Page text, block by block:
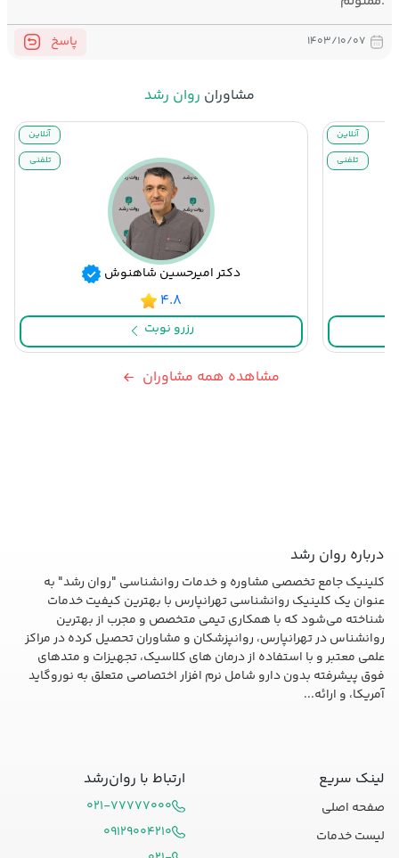
۱۴۰۳/۱۰/۰۷ پاسخ
مشاوران روان رشد
آنلاین
تلفنی
دکتر امیرحسین شاهنوش
۴.۸
رزرو نوبت
آنلاین
تلفنی
مشاهده همه مشاوران
درباره روان رشد
کلینیک جامع تخصصی مشاوره و خدمات روانشناسی "روان رشد" به
عنوان یک کلینیک روانشناسی تهرانپارس با بهترین کیفیت خدمات
شناخته می‌شود که با همکاری تیمی متخصص و مجرب از بهترین
روانشناس در تهرانپارس، روانپزشکان و مشاوران تحصیل کرده در مراکز
علمی معتبر و با استفاده از درمان های کلاسیک، تجهیزات و متدهای
فوق پیشرفته بدون دارو شامل نرم افزار اختصاصی متعلق به نوروگاید
آمریکا، و ارائه...
لینک سریع
صفحه اصلی
لیست خدمات
ارتباط با روان‌رشد
۰۲۱-۷۷۷۷۷۰۰۰
۰۹۱۲۹۰۰۴۲۱۰